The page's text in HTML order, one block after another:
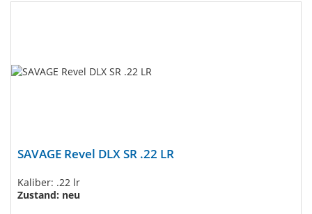
SAVAGE Revel DLX SR .22 LR
Kaliber: .22 lr
Zustand: neu